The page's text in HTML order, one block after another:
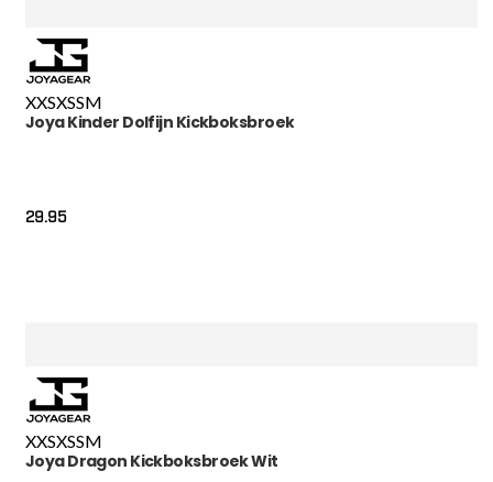
XXSXSSM
Joya Kinder Dolfijn Kickboksbroek
29.95
XXSXSSM
Joya Dragon Kickboksbroek Wit